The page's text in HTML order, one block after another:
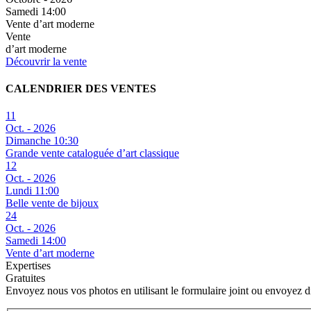
Samedi 14:00
Vente d’art moderne
Vente
d’art moderne
Découvrir la vente
CALENDRIER DES VENTES
11
Oct. - 2026
Dimanche 10:30
Grande vente cataloguée d’art classique
12
Oct. - 2026
Lundi 11:00
Belle vente de bijoux
24
Oct. - 2026
Samedi 14:00
Vente d’art moderne
Expertises
Gratuites
Envoyez nous vos photos en utilisant le formulaire joint ou envoyez